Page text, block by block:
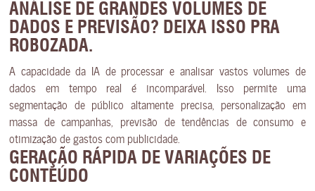
ANÁLISE DE GRANDES VOLUMES DE
DADOS E PREVISÃO? DEIXA ISSO PRA
ROBOZADA.
A capacidade da IA de processar e analisar vastos volumes de
dados em tempo real é incomparável. Isso permite uma
segmentação de público altamente precisa, personalização em
massa de campanhas, previsão de tendências de consumo e
otimização de gastos com publicidade.
GERAÇÃO RÁPIDA DE VARIAÇÕES DE
CONTEÚDO